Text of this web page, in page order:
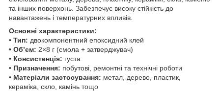
та інших поверхонь. Забезпечує високу стійкість до
навантажень і температурних впливів.
Основні характеристики:
• Тип: двокомпонентний епоксидний клей
• Об’єм: 2×8 г (смола + затверджувач)
• Консистенція: густа
• Призначення: побутові, ремонтні та технічні роботи
• Матеріали застосування: метал, дерево, пластик,
кераміка, скло, камінь тощо